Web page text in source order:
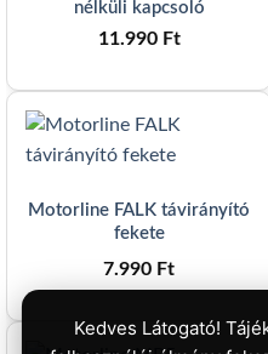
nélküli kapcsoló
11.990 Ft
Motorline FALK távirányító
fekete
7.990 Ft
Kedves Látogató!